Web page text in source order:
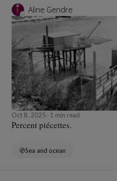
Aline Gendre
Oct 8, 2025 1 min read
Percent piécettes.
Sea and ocean